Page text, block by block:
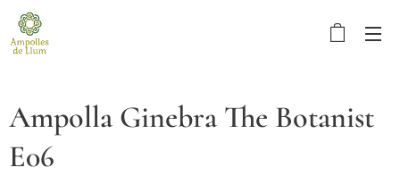
Ampolla Ginebra The Botanist
E06